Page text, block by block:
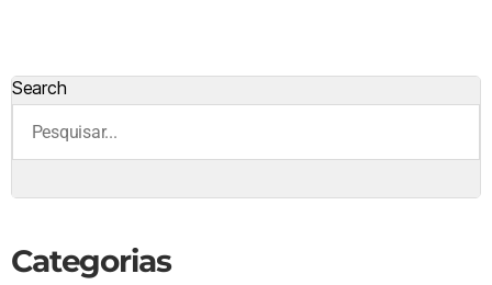
Search
Categorias